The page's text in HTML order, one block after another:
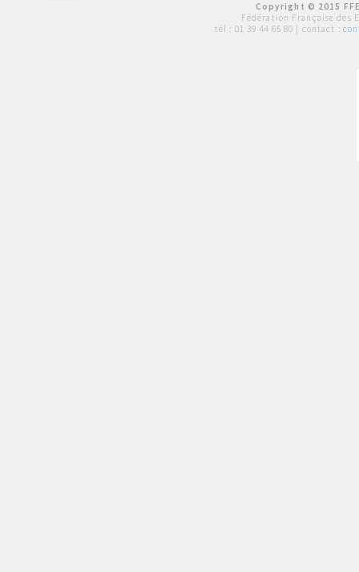
Copyright © 2015
Fédération Française des
tél : 01 39 44 65 80 | contact :